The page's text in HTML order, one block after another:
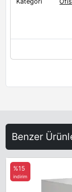
Benzer
%15
indirim